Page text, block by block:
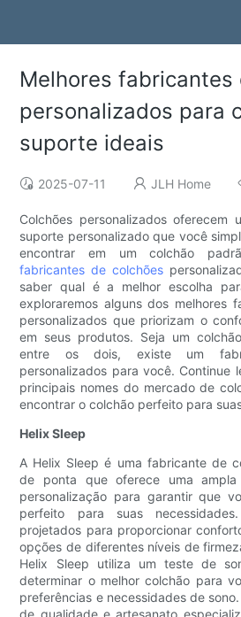
Melhores fabricantes
personalizados para
suporte ideais
2025-07-11 JLH Home
Colchões personalizados
suporte personalizado que você
encontrar em um colchão
fabricantes de colchões
saber qual é a melhor escolha
exploraremos alguns dos melhores
personalizados que priorizam o
em seus produtos. Seja um
entre os dois, existe um
personalizados para você. Continue
principais nomes do mercado de
encontrar o colchão perfeito para
Helix Sleep
A Helix Sleep é uma fabricante de
de ponta que oferece uma
personalização para garantir que
perfeito para suas
projetados para proporcionar
opções de diferentes níveis de
Helix Sleep utiliza um teste de
determinar o melhor colchão para
preferências e necessidades de